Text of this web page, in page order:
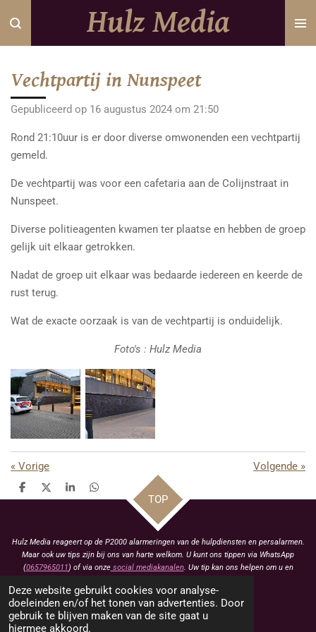
Deze website gebruikt cookies voor analyse-
doeleinden en/of het tonen van advertenties. Door
gebruik te blijven maken van de site gaat u
hiermee akkoord.
Ga
direct
hoofdinhoud
Hulz Media
Vechtpartij in Nunspeet
Gepubliceerd op 16 augustus 2024 om 21:50
Rond 21:10uur is er door diverse omwonenden een vechtpartij
gemeld.
De vechtpartij was voor een cafetaria aan de Colijnstraat in
Nunspeet.
Diverse politieagenten kwamen ter plaatse en hebben de groep
gelijk uit elkaar getrokken.
Nadat de groep uit elkaar was bedaarde iedereen en keerde de
rust terug.
Wat de exacte oorzaak is van de vechtpartij is onduidelijk.
Foto's : Hulz Media
« Vorige Volgende »
D
e
D
e
S
h
D
e
TOP
Hulz Media reageert op de P2000 alarmeringen van de hulpdiensten en persalarmen.
Maar ook uw tips zijn bij ons van harte welkom. U kunt ons tippen via WhatsApp
(0657965011) of via onzesocial mediakanalen. Uw tip kan ons helpen om u en
KVK: 93463413
BTW: NL005021657B79